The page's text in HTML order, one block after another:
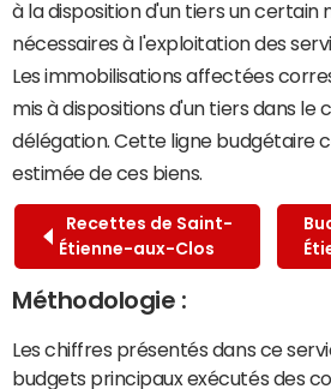
à la disposition d'un tiers un certain
nécessaires à l'exploitation des
Les immobilisations affectées
mis à dispositions d'un tiers dans le
délégation. Cette ligne budgétaire
estimée de ces biens.
Recettes de Saint-
Étienne-aux-Clos
Méthodologie :
Les chiffres présentés dans ce
budgets principaux exécutés des